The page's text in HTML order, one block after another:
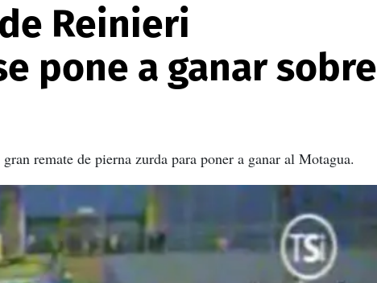
Reinieri
pone a ganar sobre
remate de pierna zurda para poner a ganar al Motagua.